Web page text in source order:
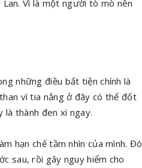
Vì là một người tò mò nên
những điều bất tiện chính là
vì tia nắng ở đây có thể đốt
là thành đen xì ngay.
hạn chế tầm nhìn của mình. Đó
sau, rồi gây nguy hiểm cho